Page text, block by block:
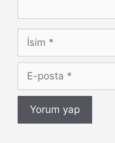
İsim
posta